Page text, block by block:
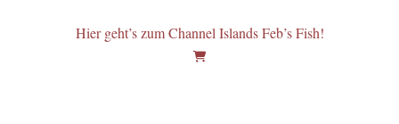
Hier geht’s zum Channel Islands Feb’s Fish!